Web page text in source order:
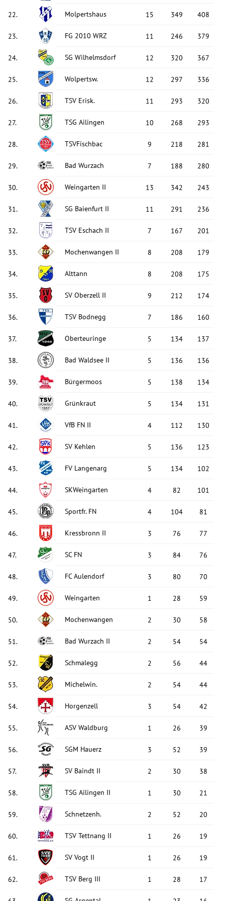
22. Molpertshaus 15 349 408
23. FG 2010 WRZ 11 246 379
24. SG Wilhelmsdorf 12 320 367
25. Wolpertsw. 12 297 336
26. TSV Erisk. 11 293 320
27. TSG Ailingen 10 268 293
28. TSVFischbac 9 218 281
29. Bad Wurzach 7 188 280
30. Weingarten II 13 342 243
31. SG Baienfurt II 11 291 236
32. TSV Eschach II 7 167 201
33. Mochenwangen II 8 208 179
34. Alttann 8 208 175
35. SV Oberzell II 9 212 174
36. TSV Bodnegg 7 186 160
37. Oberteuringe 5 134 137
38. Bad Waldsee II 5 136 136
39. Bürgermoos 5 138 134
40. Grünkraut 5 134 131
41. VfB FN II 4 112 130
42. SV Kehlen 5 136 123
43. FV Langenarg 5 134 102
44. SKWeingarten 4 82 101
45. Sportfr. FN 4 104 81
46. Kressbronn II 3 76 77
47. SC FN 3 84 76
48. FC Aulendorf 3 80 70
49. Weingarten 1 28 59
50. Mochenwangen 2 30 58
51. Bad Wurzach II 2 54 54
52. Schmalegg 2 56 44
53. Michelwin. 2 54 44
54. Horgenzell 3 54 42
55. ASV Waldburg 1 26 39
56. SGM Hauerz 3 52 39
57. SV Baindt II 2 30 38
58. TSG Ailingen II 1 30 21
59. Schnetzenh. 2 52 20
60. TSV Tettnang II 1 26 19
61. SV Vogt II 1 26 19
62. TSV Berg III 1 28 17